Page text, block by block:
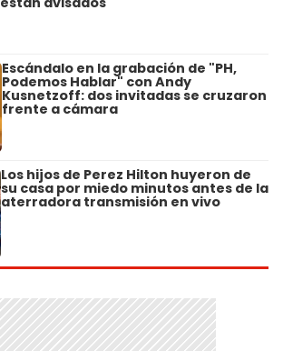
Escándalo en la grabación de "PH,
Podemos Hablar" con Andy
Kusnetzoff: dos invitadas se cruzaron
frente a cámara
Los hijos de Perez Hilton huyeron de
su casa por miedo minutos antes de la
aterradora transmisión en vivo